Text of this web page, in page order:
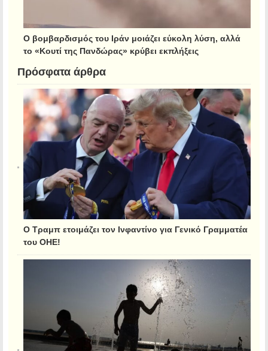
Ο βομβαρδισμός του Ιράν μοιάζει εύκολη λύση, αλλά
το «Κουτί της Πανδώρας» κρύβει εκπλήξεις
Πρόσφατα άρθρα
Ο Τραμπ ετοιμάζει τον Ινφαντίνο για Γενικό Γραμματέα
του ΟΗΕ!